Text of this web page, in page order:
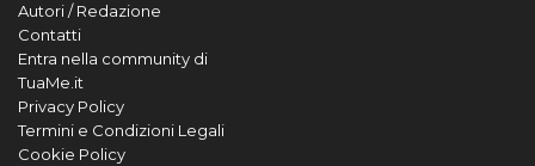
Autori / Redazione
Contatti
Entra nella community di
TuaMe.it
Privacy Policy
Termini e Condizioni Legali
Cookie Policy